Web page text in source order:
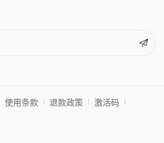
使用条款 退款政策
激活码